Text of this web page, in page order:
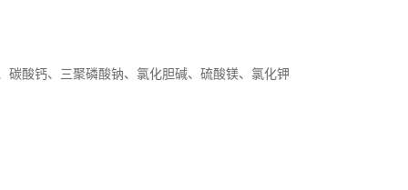
酸钙、三聚磷酸钠、氯化胆碱、硫酸镁、氯化钾